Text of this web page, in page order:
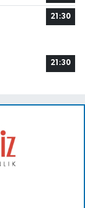
21:30
21:30